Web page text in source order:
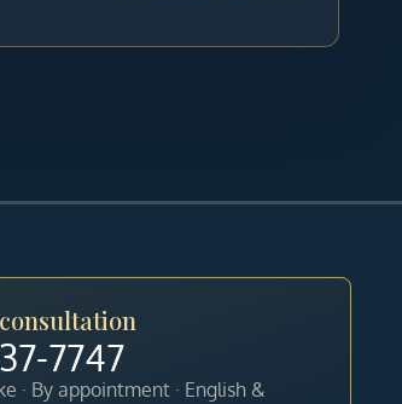
7747
· By appointment · English &